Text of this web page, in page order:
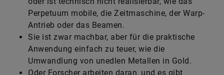
Perpetuum mobile, die Zeitmaschine, der Warp-
Antrieb oder das Beamen.
​Sie ist zwar machbar, aber für die praktische
Anwendung einfach zu teuer, wie die
Umwandlung von unedlen Metallen in Gold.
​Oder Forscher arbeiten daran, und es gibt